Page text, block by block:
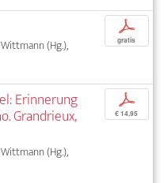
(Hg.),
p
gratis
Erinnerung
Grandrieux,
(Hg.),
p
€ 14,95